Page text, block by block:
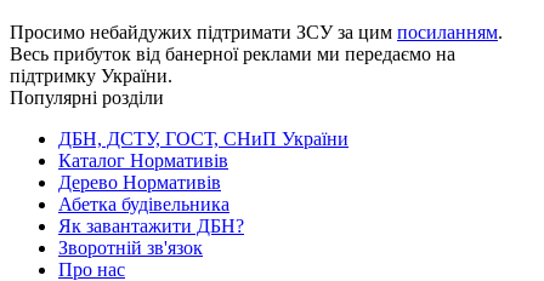
Просимо небайдужих підтримати ЗСУ за цим посиланням.
Весь прибуток від банерної реклами ми передаємо на
підтримку України.
Популярні розділи
ДБН, ДСТУ, ГОСТ, СНиП України
Каталог Нормативів
Дерево Нормативів
Абетка будівельника
Як завантажити ДБН?
Зворотній зв'язок
Про нас